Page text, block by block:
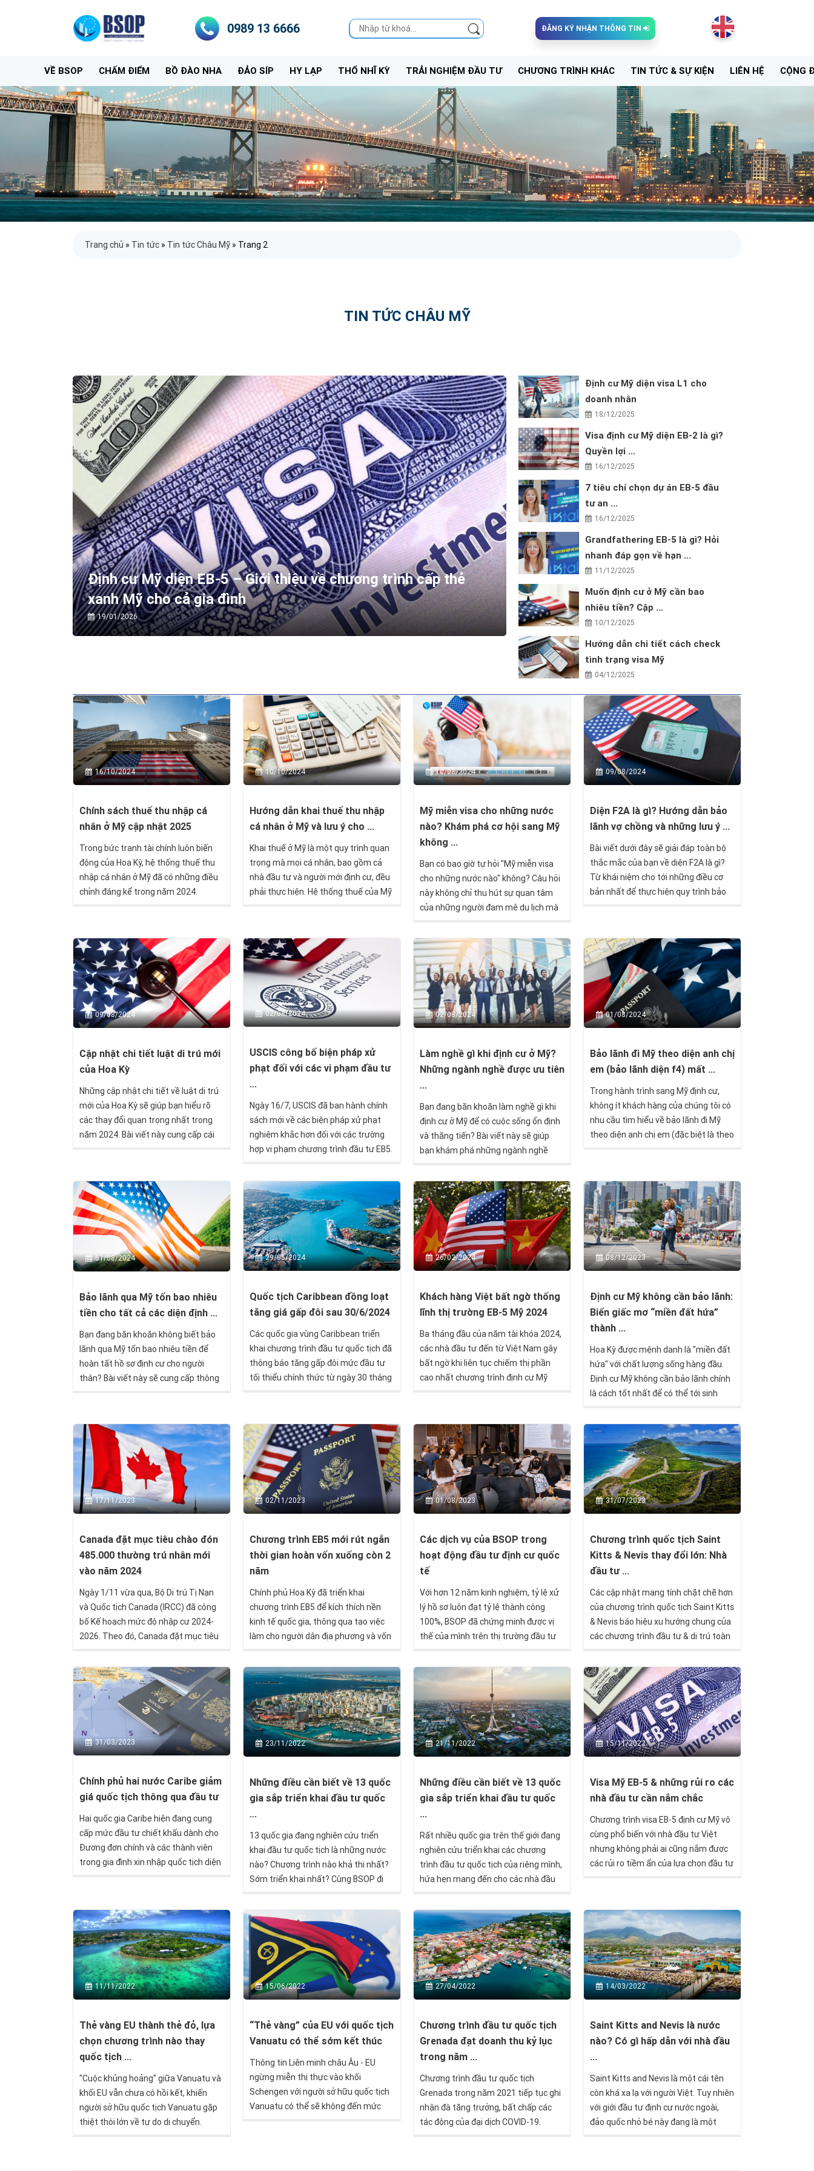
0989 13 6666 ĐĂNG KÝ NHẬN THÔNG TIN
VỀ BSOP CHẤM ĐIỂM BỒ ĐÀO NHA ĐẢO SÍP HY LẠP THỔ NHĨ KỲ TRẢI NGHIỆM ĐẦU TƯ CHƯƠNG TRÌNH KHÁC TIN TỨC & SỰ KIỆN LIÊN HỆ CỘNG
Trang chủ » Tin tức » Tin tức Châu Mỹ » Trang 2
TIN TỨC CHÂU MỸ
Định cư Mỹ diện EB-5 – Giới thiệu về chương trình cấp thẻ
xanh Mỹ cho cả gia đình
19/01/2026
Định cư Mỹ diện visa L1 cho
doanh nhân
18/12/2025
Visa định cư Mỹ diện EB-2 là gì?
Quyền lợi ...
16/12/2025
7 tiêu chí chọn dự án EB-5 đầu
tư an ...
16/12/2025
Grandfathering EB-5 là gì? Hỏi
nhanh đáp gọn về hạn ...
11/12/2025
Muốn định cư ở Mỹ cần bao
nhiêu tiền? Cập ...
10/12/2025
Hướng dẫn chi tiết cách check
tình trạng visa Mỹ
04/12/2025
16/10/2024
Chính sách thuế thu nhập cá
nhân ở Mỹ cập nhật 2025
Trong bức tranh tài chính luôn biến
động của Hoa Kỳ, hệ thống thuế thu
nhập cá nhân ở Mỹ đã có những điều
chỉnh đáng kể trong năm 2024.
10/10/2024
Hướng dẫn khai thuế thu nhập
cá nhân ở Mỹ và lưu ý cho ...
Khai thuế ở Mỹ là một quy trình quan
trọng mà mọi cá nhân, bao gồm cả
nhà đầu tư và người mới định cư, đều
phải thực hiện. Hệ thống thuế của Mỹ
10/08/2024
Mỹ miễn visa cho những nước
nào? Khám phá cơ hội sang Mỹ
không ...
Bạn có bao giờ tự hỏi "Mỹ miễn visa
cho những nước nào" không? Câu hỏi
này không chỉ thu hút sự quan tâm
của những người đam mê du lịch mà
đầu tư và doanh nhân trên toàn cầu.
Hoa Kỳ, với vẻ đẹp đa dạng từ những
bãi biển California đến những tòa nhà
chọc trời ở New York, luôn là điểm đến
mơ ước của nhiều người. Tuy nhiên,
rào cản visa đôi khi có thể làm nản
lòng ngay cả những du khách nhiệt
09/08/2024
Diện F2A là gì? Hướng dẫn bảo
lãnh vợ chồng và những lưu ý ...
Bài viết dưới đây sẽ giải đáp toàn bộ
thắc mắc của bạn về diện F2A là gì?
Từ khái niệm cho tới những điều cơ
bản nhất để thực hiện quy trình bảo
09/08/2024
Cập nhật chi tiết luật di trú mới
của Hoa Kỳ
Những cập nhật chi tiết về luật di trú
mới của Hoa Kỳ sẽ giúp bạn hiểu rõ
các thay đổi quan trọng nhất trong
năm 2024. Bài viết này cung cấp cái
02/08/2024
USCIS công bố biện pháp xử
phạt đối với các vi phạm đầu tư
...
Ngày 16/7, USCIS đã ban hành chính
sách mới về các biện pháp xử phạt
nghiêm khắc hơn đối với các trường
hợp vi phạm chương trình đầu tư EB5.
02/08/2024
Làm nghề gì khi định cư ở Mỹ?
Những ngành nghề được ưu tiên
...
Bạn đang băn khoăn làm nghề gì khi
định cư ở Mỹ để có cuộc sống ổn định
và thăng tiến? Bài viết này sẽ giúp
bạn khám phá những ngành nghề
lĩnh vực mang lại cơ hội nghề nghiệp
hấp dẫn và khả năng định cư cao.
01/08/2024
Bảo lãnh đi Mỹ theo diện anh chị
em (bảo lãnh diện f4) mất ...
Trong hành trình sang Mỹ định cư,
không ít khách hàng của chúng tôi có
nhu cầu tìm hiểu về bảo lãnh đi Mỹ
theo diện anh chị em (đặc biệt là theo
01/08/2024
Bảo lãnh qua Mỹ tốn bao nhiêu
tiền cho tất cả các diện định ...
Bạn đang băn khoăn không biết bảo
lãnh qua Mỹ tốn bao nhiêu tiền để
hoàn tất hồ sơ định cư cho người
thân? Bài viết này sẽ cung cấp thông
và phỏng vấn tại Lãnh sự quán.
29/05/2024
Quốc tịch Caribbean đồng loạt
tăng giá gấp đôi sau 30/6/2024
Các quốc gia vùng Caribbean triển
khai chương trình đầu tư quốc tịch đã
thông báo tăng gấp đôi mức đầu tư
tối thiểu chính thức từ ngày 30 tháng
26/02/2024
Khách hàng Việt bất ngờ thống
lĩnh thị trường EB-5 Mỹ 2024
Ba tháng đầu của năm tài khóa 2024,
các nhà đầu tư đến từ Việt Nam gây
bất ngờ khi liên tục chiếm thị phần
cao nhất chương trình định cư Mỹ
08/12/2023
Định cư Mỹ không cần bảo lãnh:
Biến giấc mơ “miền đất hứa”
thành ...
Hoa Kỳ được mệnh danh là "miền đất
hứa" với chất lượng sống hàng đầu.
Định cư Mỹ không cần bảo lãnh chính
là cách tốt nhất để có thể tới sinh
17/11/2023
Canada đặt mục tiêu chào đón
485.000 thường trú nhân mới
vào năm 2024
Ngày 1/11 vừa qua, Bộ Di trú Tị Nạn
và Quốc tịch Canada (IRCC) đã công
bố Kế hoạch mức độ nhập cư 2024-
2026. Theo đó, Canada đặt mục tiêu
mới vào năm 2024 và năm 2025
-2026 là 500.000 thường trú nhân mỗi
năm. Đây là mức cao nhất trong lịch
sử của quốc gia này.
02/11/2023
Chương trình EB5 mới rút ngắn
thời gian hoàn vốn xuống còn 2
năm
Chính phủ Hoa Kỳ đã triển khai
chương trình EB5 để kích thích nền
kinh tế quốc gia, thông qua tạo việc
làm cho người dân địa phương và vốn
ngoài. Chương trình được giới thiệu
như một phần của Đạo luật Nhập cư
năm 1990.
01/08/2023
Các dịch vụ của BSOP trong
hoạt động đầu tư định cư quốc
tế
Với hơn 12 năm kinh nghiệm, tỷ lệ xử
lý hồ sơ luôn đạt tỷ lệ thành công
100%, BSOP đã chứng minh được vị
thế của mình trên thị trường đầu tư
31/07/2023
Chương trình quốc tịch Saint
Kitts & Nevis thay đổi lớn: Nhà
đầu tư ...
Các cập nhật mang tính chặt chẽ hơn
của chương trình quốc tịch Saint Kitts
& Nevis báo hiệu xu hướng chung của
các chương trình đầu tư & di trú toàn
tâm sẽ cần phải hành động nhanh
nhất để đảo bảo tối đa quyền lợi của
bản thân.
31/03/2023
Chính phủ hai nước Caribe giảm
giá quốc tịch thông qua đầu tư
Hai quốc gia Caribe hiện đang cung
cấp mức đầu tư chiết khấu dành cho
Đương đơn chính và các thành viên
trong gia đình xin nhập quốc tịch diện
23/11/2022
Những điều cần biết về 13 quốc
gia sắp triển khai đầu tư quốc
...
13 quốc gia đang nghiên cứu triển
khai đầu tư quốc tịch là những nước
nào? Chương trình nào khả thi nhất?
Sớm triển khai nhất? Cùng BSOP đi
21/11/2022
Những điều cần biết về 13 quốc
gia sắp triển khai đầu tư quốc
...
Rất nhiều quốc gia trên thế giới đang
nghiên cứu triển khai các chương
trình đầu tư quốc tịch của riêng mình,
hứa hẹn mang đến cho các nhà đầu
tương lai.
15/11/2022
Visa Mỹ EB-5 & những rủi ro các
nhà đầu tư cần nắm chắc
Chương trình visa EB-5 định cư Mỹ vô
cùng phổ biến với nhà đầu tư Việt
nhưng không phải ai cũng nắm được
các rủi ro tiềm ẩn của lựa chọn đầu tư
11/11/2022
Thẻ vàng EU thành thẻ đỏ, lựa
chọn chương trình nào thay
quốc tịch ...
"Cuộc khủng hoảng" giữa Vanuatu và
khối EU vẫn chưa có hồi kết, khiến
người sở hữu quốc tịch Vanuatu gặp
thiệt thòi lớn về tự do di chuyển.
15/06/2022
“Thẻ vàng” của EU với quốc tịch
Vanuatu có thể sớm kết thúc
Thông tin Liên minh châu Âu - EU
ngừng miễn thị thực vào khối
Schengen với người sở hữu quốc tịch
Vanuatu có thể sẽ không đến mức
27/04/2022
Chương trình đầu tư quốc tịch
Grenada đạt doanh thu kỷ lục
trong năm ...
Chương trình đầu tư quốc tịch
Grenada trong năm 2021 tiếp tục ghi
nhận đà tăng trưởng, bất chấp các
tác động của đại dịch COVID-19.
14/03/2022
Saint Kitts and Nevis là nước
nào? Có gì hấp dẫn với nhà đầu
...
Saint Kitts and Nevis là một cái tên
còn khá xa lạ với người Việt. Tuy nhiên
với giới đầu tư định cư nước ngoài,
đảo quốc nhỏ bé này đang là một